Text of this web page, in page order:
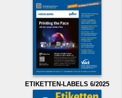
ETIKETTEN-LABELS 6/2025